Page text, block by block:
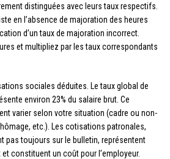
distinguées avec leurs taux respectifs.
en l’absence de majoration des heures
d’un taux de majoration incorrect.
et multipliez par les taux correspondants
sociales déduites. Le taux global de
environ 23% du salaire brut. Ce
varier selon votre situation (cadre ou non-
etc.). Les cotisations patronales,
pas toujours sur le bulletin, représentent
constituent un coût pour l’employeur.